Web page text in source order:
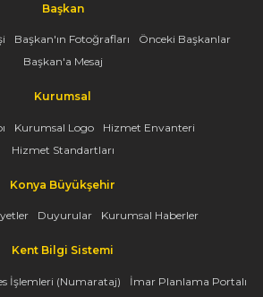
Başkan
Başkan'ın Fotoğrafları
Önceki Başkanlar
Başkan'a Mesaj
Kurumsal
Kurumsal Logo
Hizmet Envanteri
Hizmet Standartları
Konya Büyükşehir
Duyurular Kurumsal Haberler
Kent Bilgi Sistemi
İşlemleri (Numarataj)
İmar Planlama Portalı